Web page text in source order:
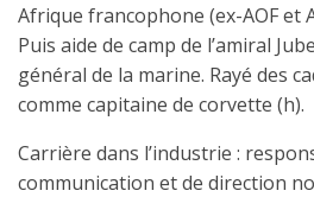
Afrique francophone (ex-AOF et
Puis aide de camp de l’amiral
général de la marine. Rayé des
comme capitaine de corvette (h).
Carrière dans l’industrie :
communication et de direction